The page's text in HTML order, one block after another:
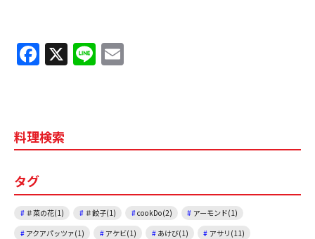
F
a
b
o
k
X Li
n
料理検索
タグ
＃菜の花(1) ＃餃子(1) cookDo(2)
アーモンド(1)
アクアパッツァ(1)
アケビ(1) あけび(1)
アサリ(11)